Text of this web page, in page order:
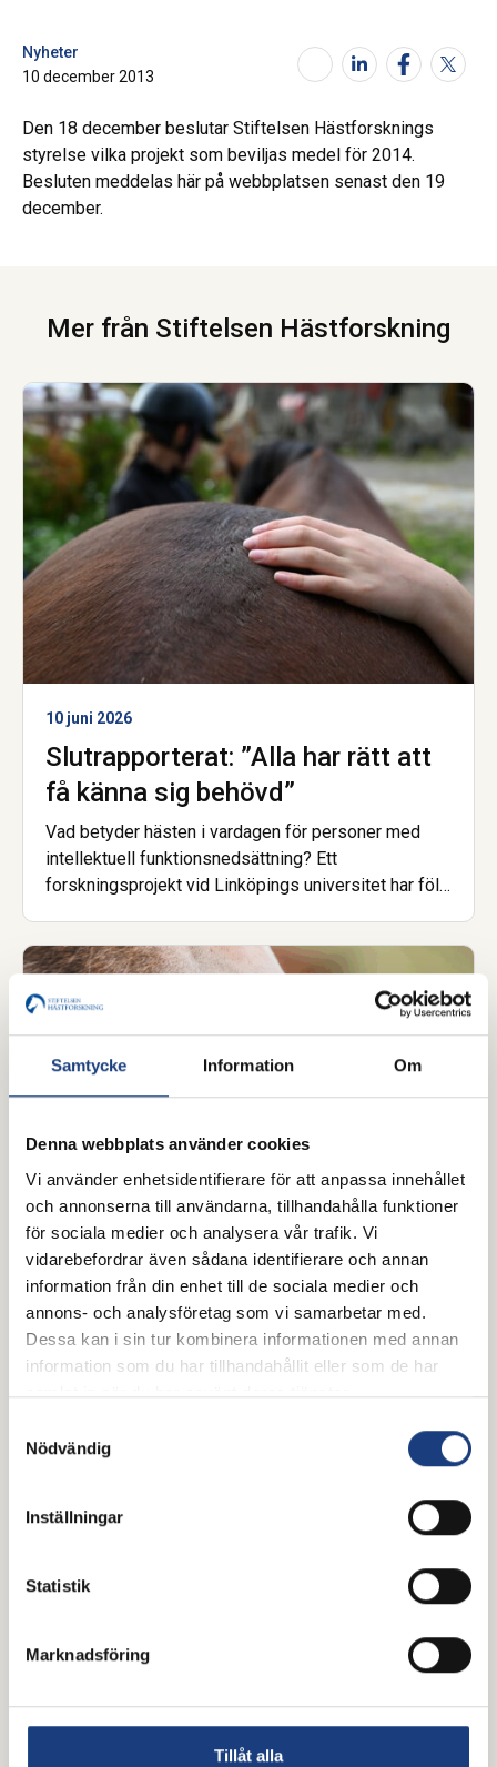
Samtycke Information Om
Denna webbplats använder cookies
Vi använder enhetsidentifierare för att anpassa innehållet
och annonserna till användarna, tillhandahålla funktioner
för sociala medier och analysera vår trafik. Vi
vidarebefordrar även sådana identifierare och annan
information från din enhet till de sociala medier och
annons- och analysföretag som vi samarbetar med.
Dessa kan i sin tur kombinera informationen med annan
information som du har tillhandahållit eller som de har
samlat in när du har använt deras tjänster.
Nödvändig
Inställningar
Statistik
Marknadsföring
Tillåt alla
Nyheter
10 december 2013
Den 18 december beslutar Stiftelsen Hästforsknings
styrelse vilka projekt som beviljas medel för 2014.
Besluten meddelas här på webbplatsen senast den 19
december.
Mer från Stiftelsen Hästforskning
10 juni 2026
Slutrapporterat: ”Alla har rätt att
få känna sig behövd”
Vad betyder hästen i vardagen för personer med
intellektuell funktionsnedsättning? Ett
forskningsprojekt vid Linköpings universitet har följt
delaktighet och en känsla av att vara behövd, men
3 juni 2026
Ridskolan som klimatpionjär? Ny
forskning visar både vilja och
vånda
Men kan ridskolorna i stället bli platser där
forskningsprojekt mellan Sverige och Norge har
kartlagt hindren, lösningarna och den outnyttjade
vet inte hur de ska gå från ord till handling.